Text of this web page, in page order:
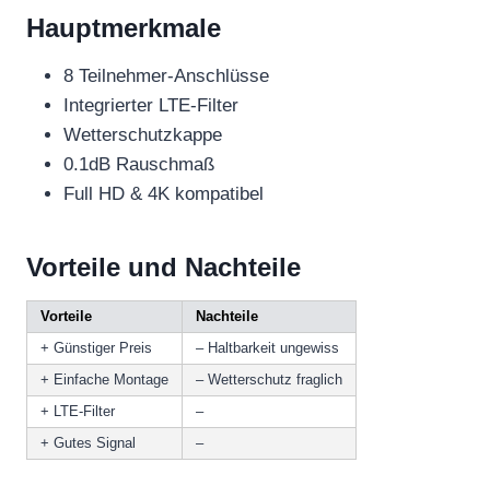
Hauptmerkmale
8 Teilnehmer-Anschlüsse
Integrierter LTE-Filter
Wetterschutzkappe
0.1dB Rauschmaß
Full HD & 4K kompatibel
Vorteile und Nachteile
Vorteile
Nachteile
+ Günstiger Preis
– Haltbarkeit ungewiss
+ Einfache Montage
– Wetterschutz fraglich
+ LTE-Filter
–
+ Gutes Signal
–